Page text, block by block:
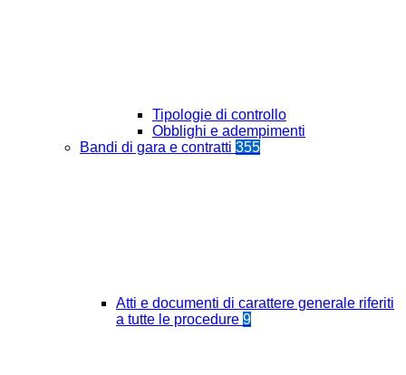
Tipologie di controllo
Obblighi e adempimenti
Bandi di gara e contratti 355
Atti e documenti di carattere generale riferiti
a tutte le procedure 9